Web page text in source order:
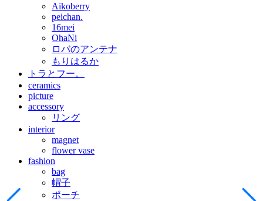
Aikoberry
peichan.
16mei
OhaNi
ロバのアンテナ
もりはるか
トラとフー。
ceramics
picture
accessory
リング
interior
magnet
flower vase
fashion
bag
帽子
ポーチ